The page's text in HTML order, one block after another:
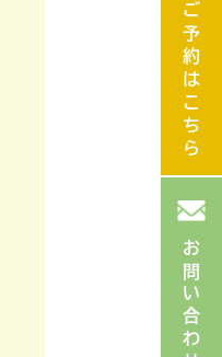
ご予約はこちら
お問い合わせ